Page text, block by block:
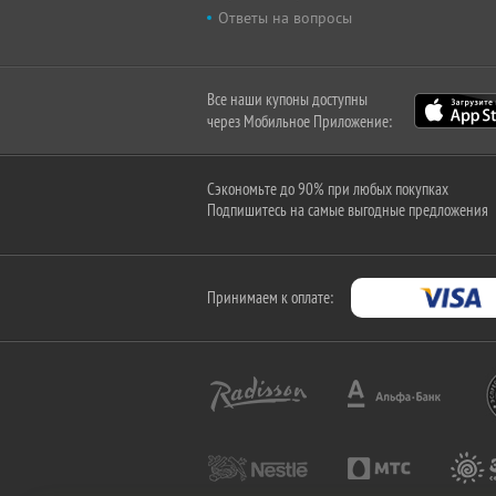
Ответы на вопросы
Все наши купоны доступны
через Мобильное Приложение:
Сэкономьте до 90% при любых покупках
Подпишитесь на самые выгодные предложения
Принимаем к оплате: